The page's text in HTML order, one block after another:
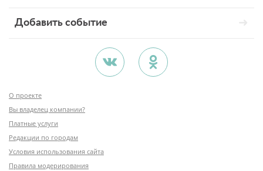
Добавить событие
О проекте
Вы владелец компании?
Платные услуги
Редакции по городам
Условия использования сайта
Правила модерирования